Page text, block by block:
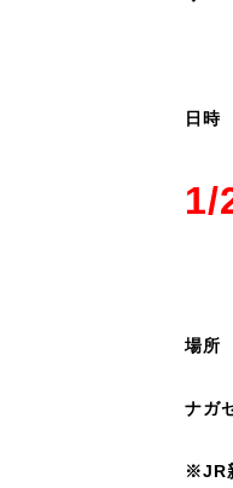
日時
場所
ナガ
※JR